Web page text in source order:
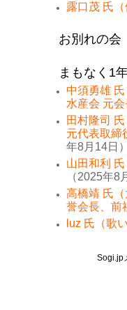
露口茂 氏（
お別れの会
まもなく1
中須勇雄
水産会 元会
田村隆司
元代表取締
年8月14日）
山田和利 氏
（2025年8
高橋靖 氏
誉会長、前
luz 氏（歌
Sogi.jp